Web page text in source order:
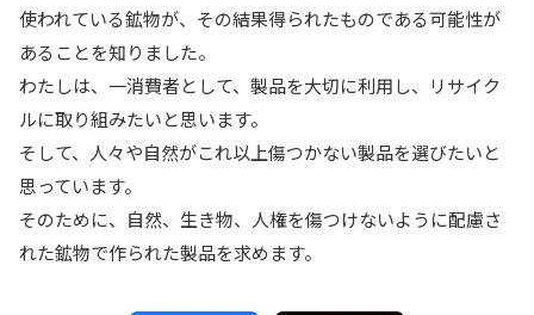
使われている鉱物が、その結果得られたものである可能性が
あることを知りました。
わたしは、一消費者として、製品を大切に利用し、リサイク
ルに取り組みたいと思います。
そして、人々や自然がこれ以上傷つかない製品を選びたいと
思っています。
そのために、自然、生き物、人権を傷つけないように配慮さ
れた鉱物で作られた製品を求めます。